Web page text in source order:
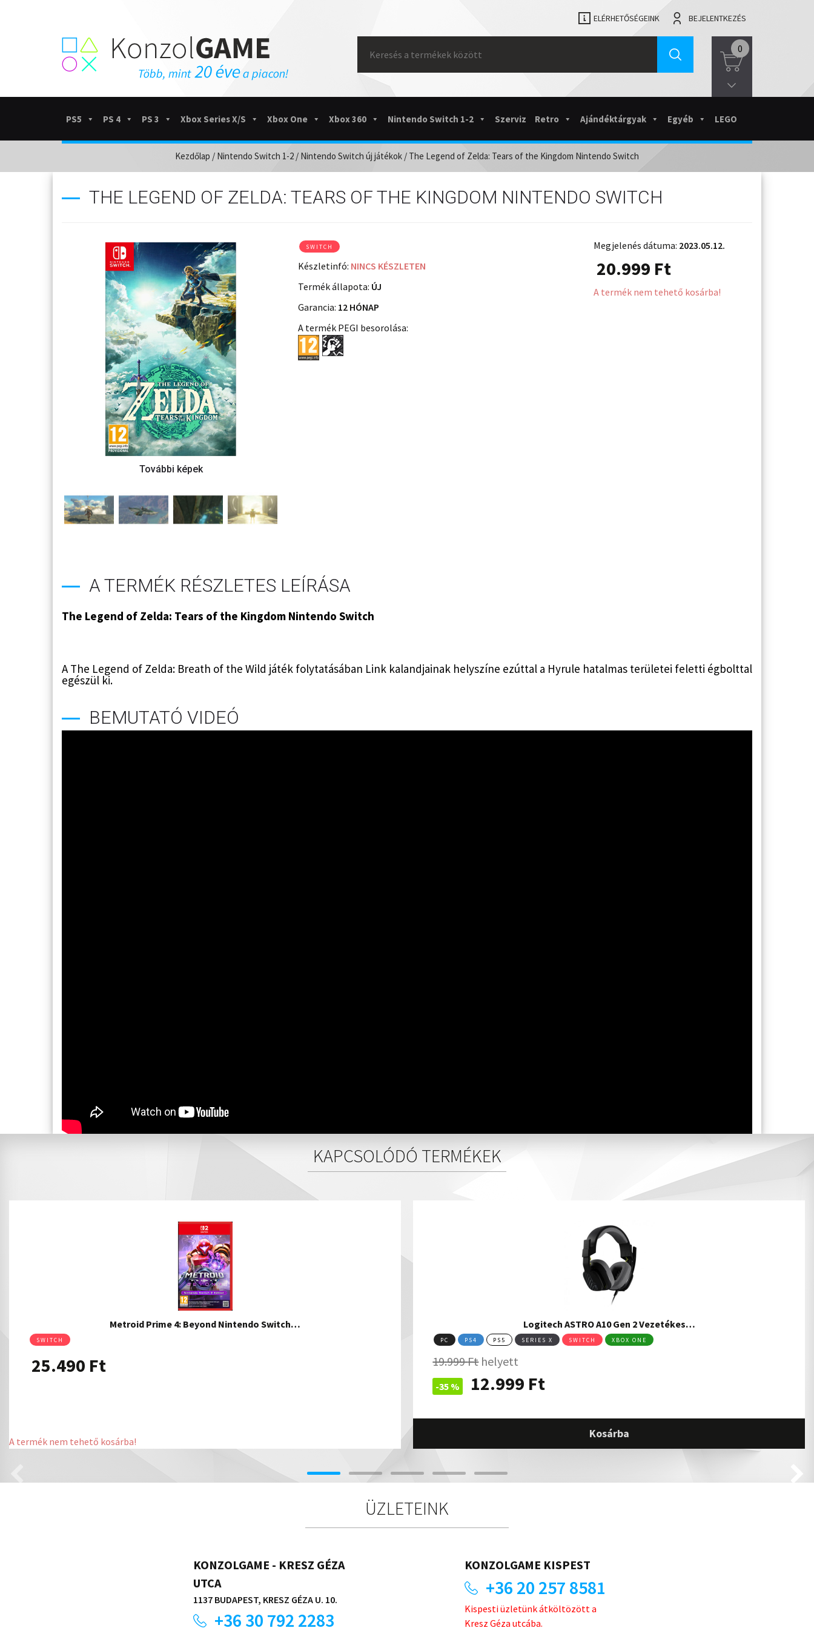
ELÉRHETŐSÉGEINK BEJELENTKEZÉS
for:
0
PS5 PS 4 PS 3 Xbox Series X/S Xbox One Xbox 360 Nintendo Switch 1-2 Szerviz Retro Ajándéktárgyak Egyéb LEGO
Kezdőlap / Nintendo Switch 1-2 / Nintendo Switch új játékok / The Legend of Zelda: Tears of the Kingdom Nintendo Switch
THE LEGEND OF ZELDA: TEARS OF THE KINGDOM NINTENDO SWITCH
SWITCH
Készletinfó: NINCS KÉSZLETEN
Termék állapota: ÚJ
Garancia: 12 HÓNAP
A termék PEGI besorolása:
Megjelenés dátuma: 2023.05.12.
20.999 Ft
A termék nem tehető kosárba!
A TERMÉK RÉSZLETES LEÍRÁSA
The Legend of Zelda: Tears of the Kingdom Nintendo Switch
A The Legend of Zelda: Breath of the Wild játék folytatásában Link kalandjainak helyszíne ezúttal a Hyrule hatalmas területei feletti égbolttal
egészül ki.
BEMUTATÓ VIDEÓ
KAPCSOLÓDÓ TERMÉKEK
Metroid Prime 4: Beyond Nintendo Switch…
SWITCH
25.490 Ft
A termék nem tehető kosárba!
Logitech ASTRO A10 Gen 2 Vezetékes…
PC PS4 PS5 SERIES X SWITCH XBOX ONE
19.999Fthelyett
-35 % 12.999 Ft
Kosárba
ÜZLETEINK
KONZOLGAME - KRESZ GÉZA
UTCA
1137 BUDAPEST, KRESZ GÉZA U. 10.
+36 30 792 2283
KONZOLGAME KISPEST
+36 20 257 8581
Kispesti üzletünk átköltözött a
Kresz Géza utcába.